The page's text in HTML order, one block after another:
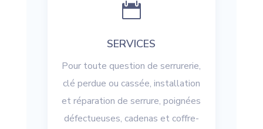

SERVICES
Pour toute question de serrurerie,
clé perdue ou cassée, installation
et réparation de serrure, poignées
défectueuses, cadenas et coffre-